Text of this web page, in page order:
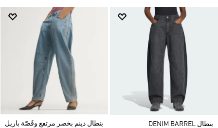
بنطال DENIM BARREL
بنطال دينم بخصر مرتفع وقَصّة باريل